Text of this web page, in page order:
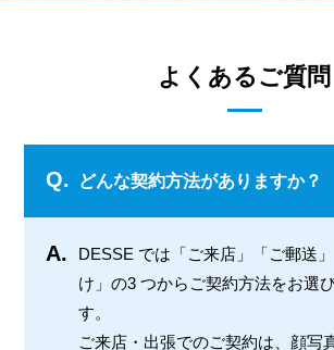
よくあるご質問
Q. どんな契約方法がありますか？
A.
DESSE では「ご来店」「ご郵送
け」の3 つからご契約方法をお選
す。
ご来店・出張でのご契約は、顔写